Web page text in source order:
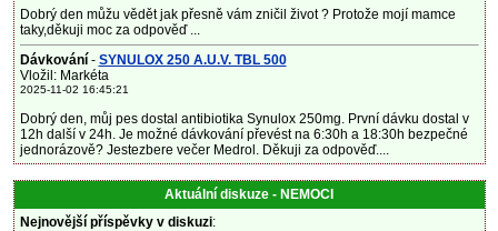
Dobrý den můžu vědět jak přesně vám zničil život ? Protože mojí mamce
taky,děkuji moc za odpověď ...
Dávkování - SYNULOX 250 A.U.V. TBL 500
Vložil: Markéta
2025-11-02 16:45:21
Dobrý den, můj pes dostal antibiotika Synulox 250mg. První dávku dostal v
12h další v 24h. Je možné dávkování převést na 6:30h a 18:30h bezpečné
jednorázově? Jestezbere večer Medrol. Děkuji za odpověď....
Aktuální diskuze - NEMOCI
Nejnovější příspěvky v diskuzi: